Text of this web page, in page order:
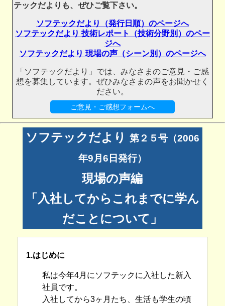
テックだよりも、ぜひご覧下さい。
ソフテックだより（発行日順）のページへ
ソフテックだより 技術レポート（技術分野別）のペー
ジへ
ソフテックだより 現場の声（シーン別）のページへ
「ソフテックだより」では、みなさまのご意見・ご感
想を募集しています。ぜひみなさまの声をお聞かせく
ださい。
ご意見・ご感想フォームへ
ソフテックだより
第２５号（2006
年9月6日発行）
現場の声編
「入社してからこれまでに学ん
だことについて」
1.はじめに
私は今年4月にソフテックに入社した新入
社員です。
入社してから3ヶ月たち、生活も学生の頃